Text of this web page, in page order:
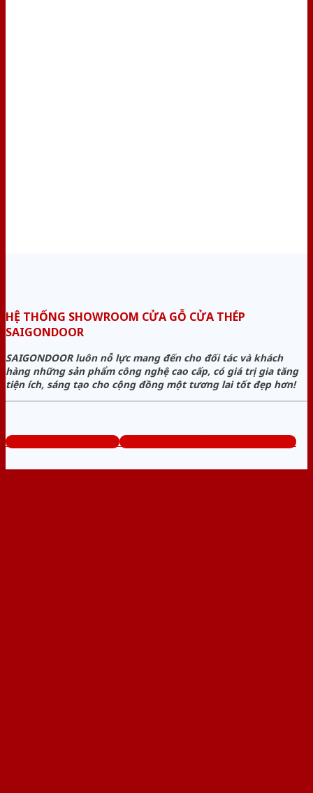
HỆ THỐNG SHOWROOM CỬA GỖ CỬA THÉP
SAIGONDOOR
SAIGONDOOR luôn nỗ lực mang đến cho đối tác và khách
hàng những sản phẩm công nghệ cao cấp, có giá trị gia tăng
tiện ích, sáng tạo cho cộng đồng một tương lai tốt đẹp hơn!
www.cuagocuathep.com Tổng đài tư vấn miễn phí: 0824.400.400